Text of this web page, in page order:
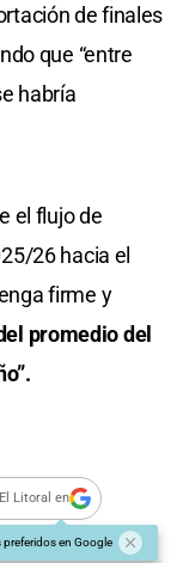
de finales
que “entre
habría
el flujo de
26 hacia el
firme y
promedio del
Litoral en
en Google